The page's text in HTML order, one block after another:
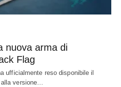
nuova arma di
Flag
ufficialmente reso disponibile il
alla versione…